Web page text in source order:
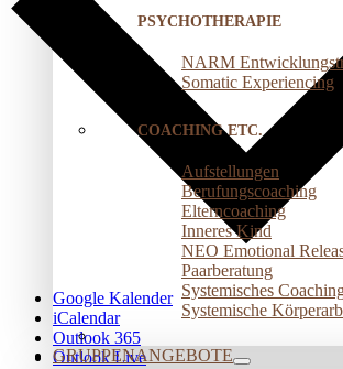
PSYCHOTHERAPIE
NARM
Somatic Experiencing
COACHING ETC.
Aufstellungen
Berufungscoaching
Elterncoaching
Inneres Kind
NEO Emotional
Paarberatung
Systemisches
Systemische
GRUPPENANGEBOTE
Google Kalender
iCalendar
Outlook 365
Outlook Live